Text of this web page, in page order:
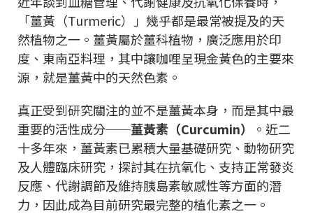
「薑黃（Turmeric）」幾乎都是最常被提及的天
然植物之一。薑黃屬於薑科植物，廣泛應用於印
度、東南亞料理，其中讓咖哩呈現金黃色的主要來
源，就是薑黃中的天然色素。
真正受到研究關注的並不是薑黃本身，而是其中最
重要的活性成分──薑黃素（Curcumin）
。近二
十多年來，薑黃素已累積大量基礎研究、動物研究
及人體臨床研究，探討其在抗氧化、支持正常發炎
反應、代謝調節及維持胰島素敏感性等方面的潛
力，因此成為目前研究最完整的植化素之一。